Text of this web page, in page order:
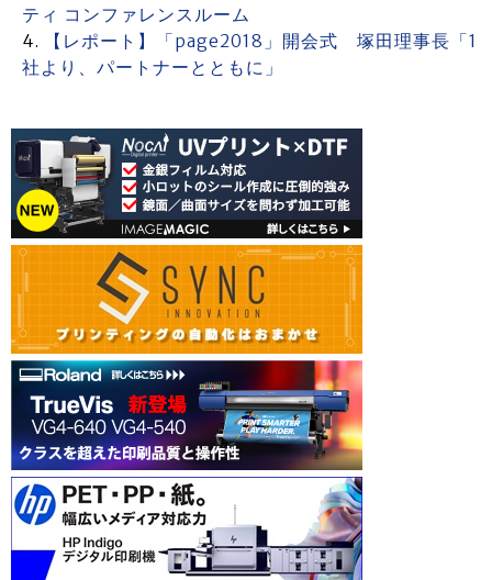
ティ コンファレンスルーム
【レポート】「page2018」開会式 塚田理事長「1
社より、パートナーとともに」